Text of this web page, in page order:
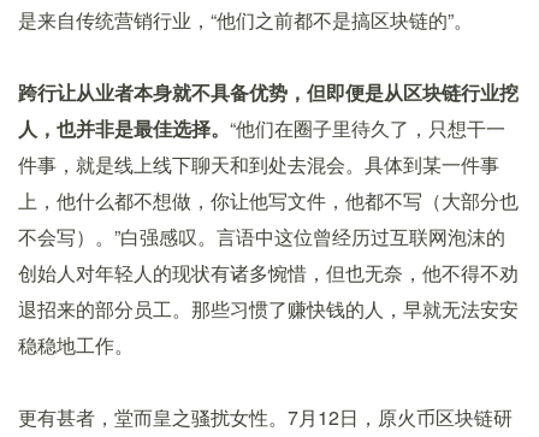
是来自传统营销行业，“他们之前都不是搞区块链的”。
跨行让从业者本身就不具备优势，但即便是从区块链行业挖
人，也并非是最佳选择。 “他们在圈子里待久了，只想干一
件事，就是线上线下聊天和到处去混会。具体到某一件事
上，他什么都不想做，你让他写文件，他都不写（大部分也
不会写）。”白强感叹。言语中这位曾经历过互联网泡沫的
创始人对年轻人的现状有诸多惋惜，但也无奈，他不得不劝
退招来的部分员工。那些习惯了赚快钱的人，早就无法安安
稳稳地工作。
更有甚者，堂而皇之骚扰女性。7月12日，原火币区块链研